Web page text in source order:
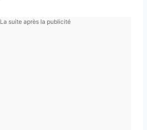
La suite après la publicité